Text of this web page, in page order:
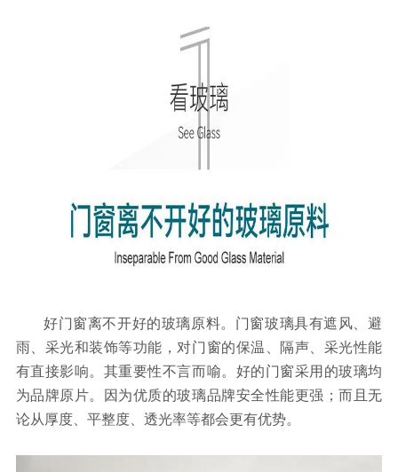
好门窗离不开好的玻璃原料。门窗玻璃具有遮风、避
雨、采光和装饰等功能，对门窗的保温、隔声、采光性能
有直接影响。其重要性不言而喻。好的门窗采用的玻璃均
为品牌原片。因为优质的玻璃品牌安全性能更强；而且无
论从厚度、平整度、透光率等都会更有优势。